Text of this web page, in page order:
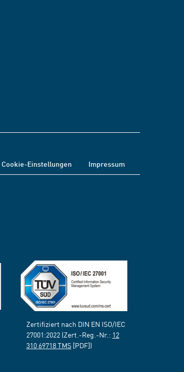
Cookie-Einstellungen Impressum
Zertifiziert nach DIN EN ISO/IEC
27001:2022 (Zert.-Reg.-Nr.: 12
310 69718 TMS [PDF])